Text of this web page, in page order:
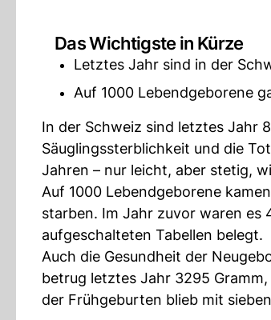
Das Wichtigste in Kürze
Letztes Jahr sind in der
Auf 1000 Lebendgeborene
In der Schweiz sind letztes Jahr
Säuglingssterblichkeit und die
Jahren – nur leicht, aber stetig,
Auf 1000 Lebendgeborene
starben. Im Jahr zuvor waren es
aufgeschalteten Tabellen belegt.
Auch die Gesundheit der
betrug letztes Jahr 3295
der Frühgeburten blieb mit